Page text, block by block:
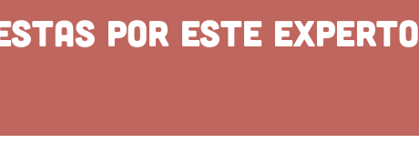
por este experto